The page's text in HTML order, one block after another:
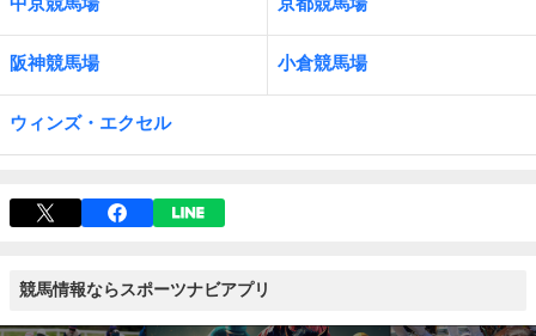
阪神競馬場 小倉競馬場
ウィンズ・エクセル
競馬情報ならスポーツナビアプリ